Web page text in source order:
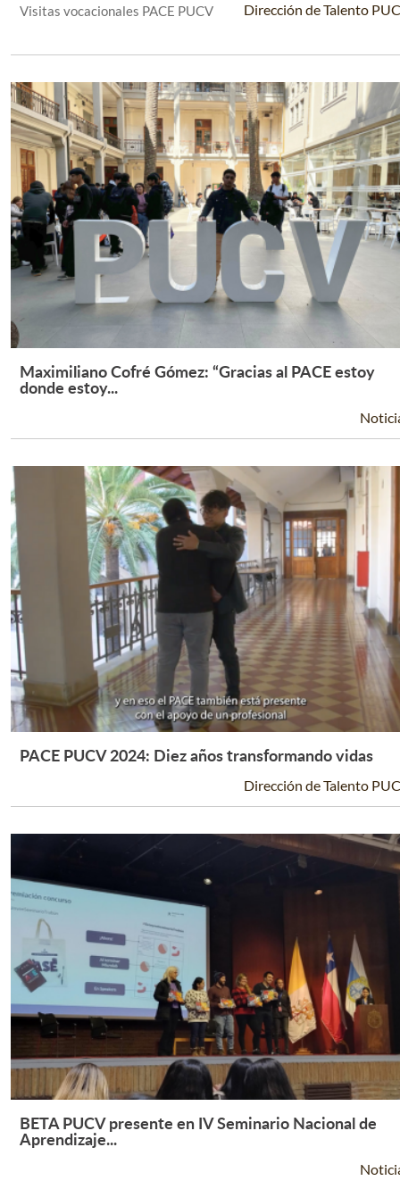
Visitas vocacionales PACE PUCV Dirección de Talento
Leer Más +
Maximiliano Cofré Gómez: “Gracias al PACE estoy
donde estoy...
Leer Más +
PACE PUCV 2024: Diez años transformando vidas
Dirección de Talento
Leer Más +
BETA PUCV presente en IV Seminario Nacional de
Aprendizaje...